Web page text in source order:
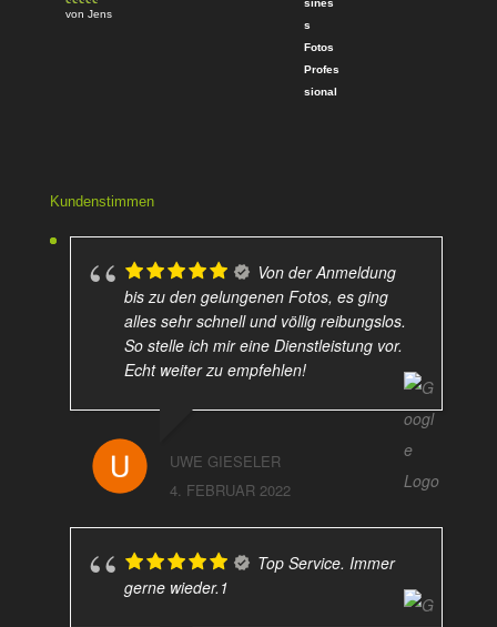
Bewertet mit
von Jens
Kundenstimmen
Von der Anmeldung
bis zu den gelungenen Fotos, es ging
alles sehr schnell und völlig reibungslos.
So stelle ich mir eine Dienstleistung vor.
Echt weiter zu empfehlen!
UWE GIESELER
4. FEBRUAR 2022
Top Service. Immer
gerne wieder.1